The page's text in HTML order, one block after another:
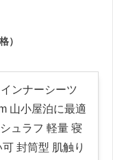
）
ンナーシーツ
山小屋泊に最適
ュラフ 軽量 寝
封筒型 肌触り